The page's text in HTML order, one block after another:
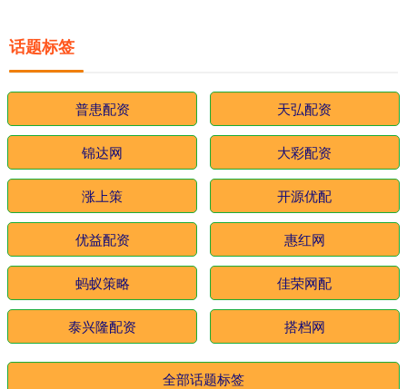
话题标签
普患配资 天弘配资
锦达网 大彩配资
涨上策 开源优配
优益配资 惠红网
蚂蚁策略 佳荣网配
泰兴隆配资 搭档网
全部话题标签